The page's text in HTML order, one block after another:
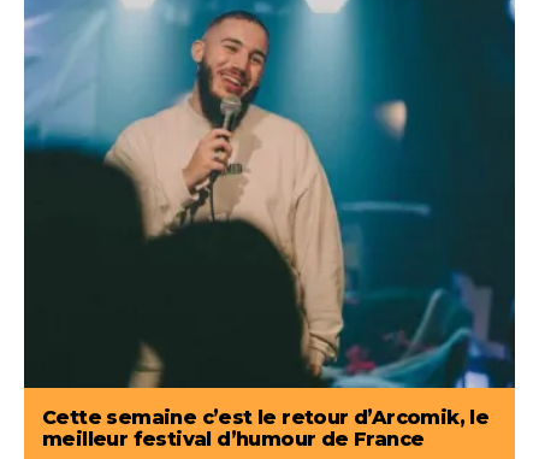
Cette semaine c’est le retour d’Arcomik, le
meilleur festival d’humour de France